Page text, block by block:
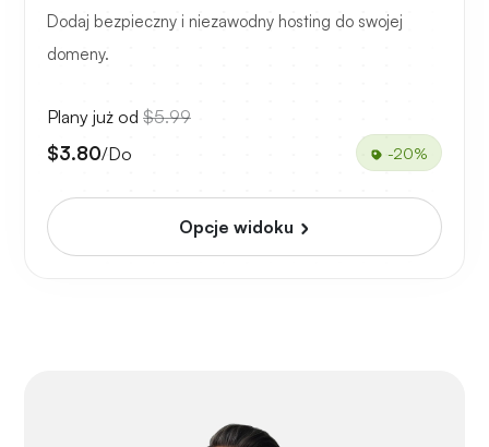
Dodaj bezpieczny i niezawodny hosting do swojej
domeny.
Plany już od $5.99
$3.80/Do -20%
Opcje widoku